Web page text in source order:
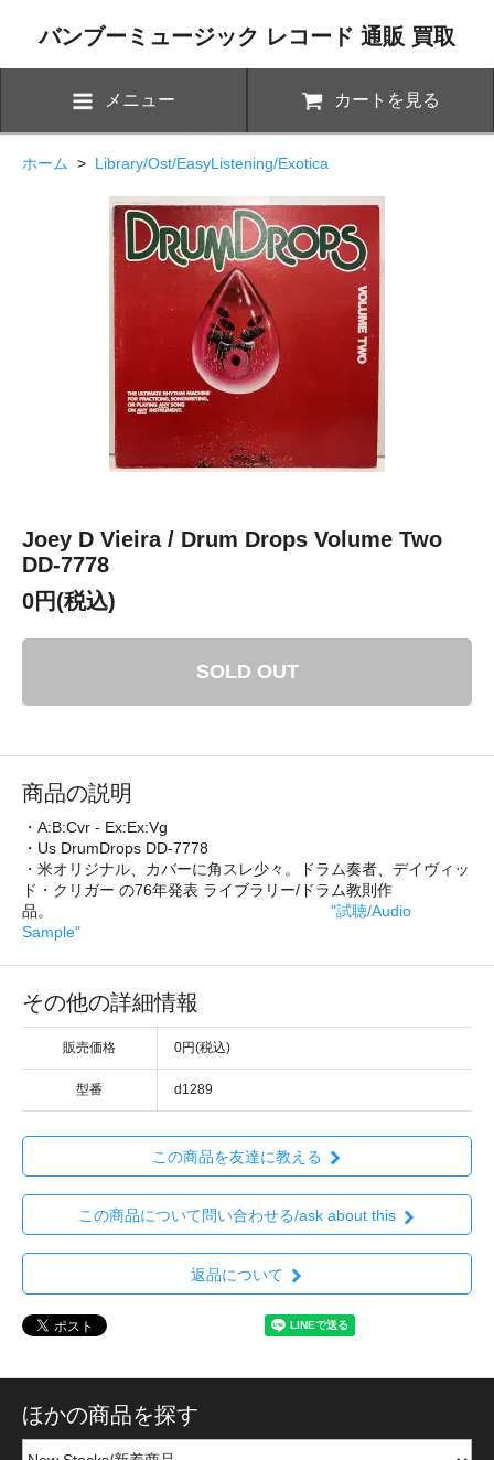
バンブーミュージック レコード 通販 買取
メニュー カートを見る
ホーム > Library/Ost/EasyListening/Exotica
Joey D Vieira / Drum Drops Volume Two
DD-7778
0円(税込)
SOLD OUT
商品の説明
・A:B:Cvr - Ex:Ex:Vg
・Us DrumDrops DD-7778
・米オリジナル、カバーに角スレ少々。ドラム奏者、デイヴィッ
ド・クリガー の76年発表 ライブラリー/ドラム教則作
品。 "試聴/Audio
Sample"
その他の詳細情報
販売価格 0円(税込)
型番 d1289
この商品を友達に教える
この商品について問い合わせる/ask about this
返品について
ほかの商品を探す